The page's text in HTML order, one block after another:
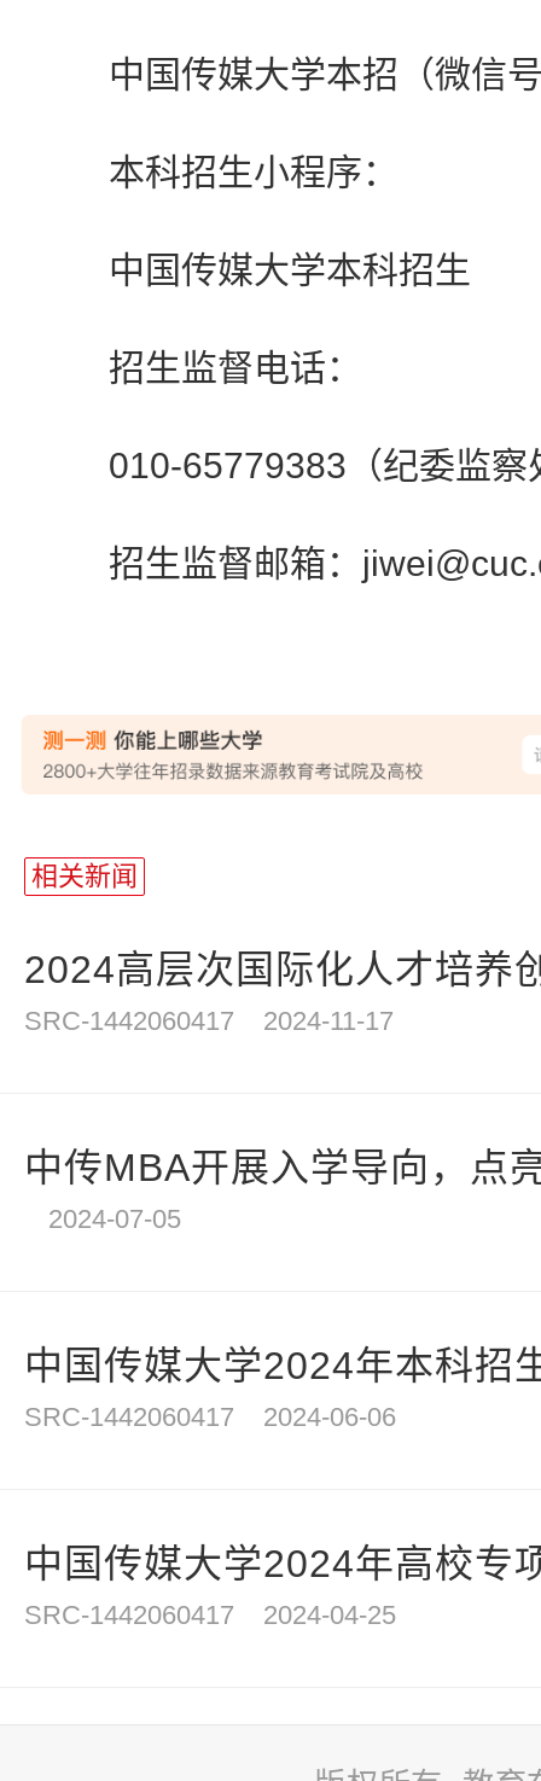
中国传媒大学本招（微信号
本科招生小程序：
中国传媒大学本科招生
招生监督电话：
010-65779383（纪委监察
招生监督邮箱：
相关新闻
2024高层次国际化人才培养
SRC-1442060417 2024-11-17
中传MBA开展入学导向，点
2024-07-05
中国传媒大学2024年本科招
SRC-1442060417 2024-06-06
中国传媒大学2024年高校专
SRC-1442060417 2024-04-25